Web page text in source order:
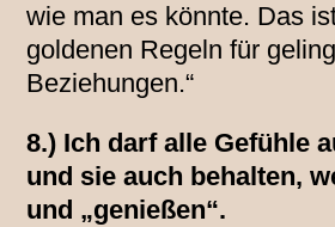
wie man es könnte. Das
goldenen Regeln für
Beziehungen.“
8.) Ich darf alle Gefühle
und sie auch behalten,
und „genießen“.